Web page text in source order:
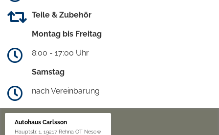
Teile & Zubehör
Montag bis Freitag
8:00 - 17:00 Uhr
Samstag
nach Vereinbarung
Autohaus Carlsson
Hauptstr. 1, 19217 Rehna OT Nesow